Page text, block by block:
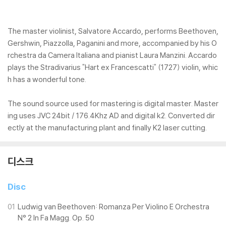
The master violinist, Salvatore Accardo, performs Beethoven,
Gershwin, Piazzolla, Paganini and more, accompanied by his O
rchestra da Camera Italiana and pianist Laura Manzini. Accardo
plays the Stradivarius "Hart ex Francescatti" (1727) violin, whic
h has a wonderful tone.
The sound source used for mastering is digital master. Master
ing uses JVC 24bit / 176.4Khz AD and digital k2. Converted dir
ectly at the manufacturing plant and finally K2 laser cutting.
디스크
Disc
01 Ludwig van Beethoven: Romanza Per Violino E Orchestra
N° 2 In Fa Magg. Op. 50